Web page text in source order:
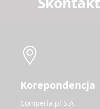
Korepondencja
Comperia.pl S.A.